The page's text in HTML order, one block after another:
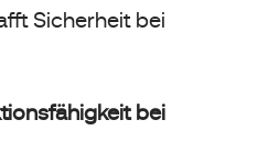
Sicherheit bei
bei